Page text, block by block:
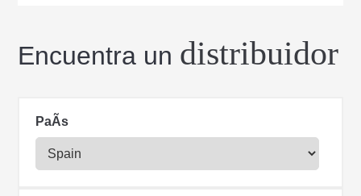
Encuentra un distribuidor
PaÃ­s